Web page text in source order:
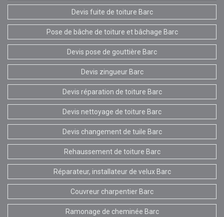
Devis fuite de toiture Barc
Pose de bâche de toiture et bâchage Barc
Devis pose de gouttière Barc
Devis zingueur Barc
Devis réparation de toiture Barc
Devis nettoyage de toiture Barc
Devis changement de tuile Barc
Rehaussement de toiture Barc
Réparateur, installateur de velux Barc
Couvreur charpentier Barc
Ramonage de cheminée Barc